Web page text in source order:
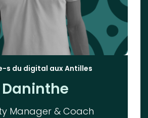
s du digital aux Antilles
Manager & Coach